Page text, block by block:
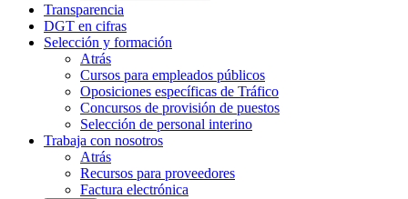
Transparencia
DGT en cifras
Selección y formación
Atrás
Cursos para empleados públicos
Oposiciones específicas de Tráfico
Concursos de provisión de puestos
Selección de personal interino
Trabaja con nosotros
Atrás
Recursos para proveedores
Factura electrónica